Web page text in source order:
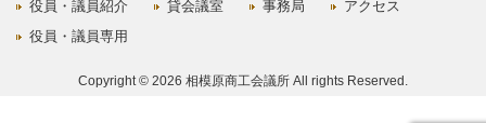
役員・議員紹介
貸会議室 事務局
アクセス
役員・議員専用
Copyright © 2026 相模原商工会議所 All rights Reserved.